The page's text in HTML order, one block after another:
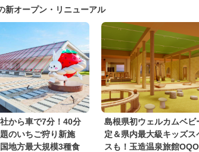
ドア 厳選お出かけまとめ 2022年のイベ
新オープン・リニューアル
から車で7分！40分
のいちご狩り新施
地方最大規模3種食
島根県初ウェルカムベビ
定＆県内最大級キッズス
スも！玉造温泉旅館